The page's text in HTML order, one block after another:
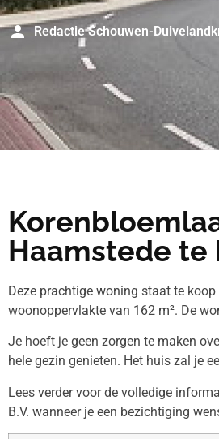
Redactie Schouwen-
Haamstede te
Deze prachtige woning staat te
woonoppervlakte van 162 m². De
Je hoeft je geen zorgen te maken
hele gezin genieten. Het huis zal je
Lees verder voor de volledige
B.V. wanneer je een bezichtiging